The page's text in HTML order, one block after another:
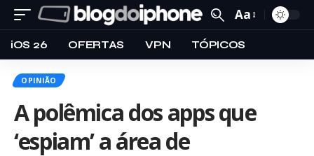
Aa
iOS 26 OFERTAS VPN TÓPICOS
OPINIÃO
A polêmica dos apps que
‘espiam’ a área de